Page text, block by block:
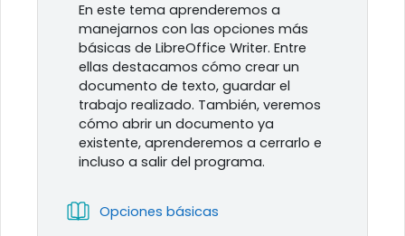
En este tema aprenderemos a
manejarnos con las opciones más
básicas de LibreOffice Writer. Entre
ellas destacamos cómo crear un
documento de texto, guardar el
trabajo realizado. También, veremos
cómo abrir un documento ya
existente, aprenderemos a cerrarlo e
incluso a salir del programa.
Opciones básicas